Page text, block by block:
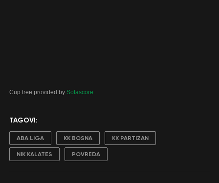
Cup tree provided by Sofascore
TAGOVI:
ABA LIGA KK BOSNA KK PARTIZAN
NIK KALATES POVREDA